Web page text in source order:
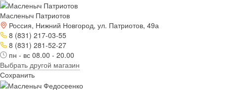
Масленыч Патриотов
Россия, Нижний Новгород, ул. Патриотов, 49а
8 (831) 217-03-55
8 (831) 281-52-27
пн - вс 08.00 - 20.00
Выбрать другой магазин
Сохранить